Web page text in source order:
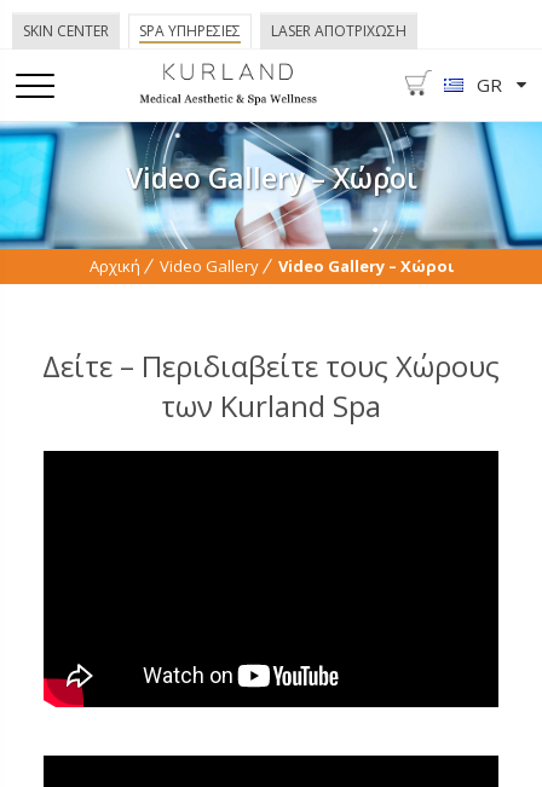
GR
SKIN CENTER SPA ΥΠΗΡΕΣΙΕΣ LASER ΑΠΟΤΡΙΧΩΣΗ
Video Gallery – Χώροι
Αρχική Video Gallery Video Gallery – Χώροι
Δείτε – Περιδιαβείτε τους Χώρους
των Kurland Spa